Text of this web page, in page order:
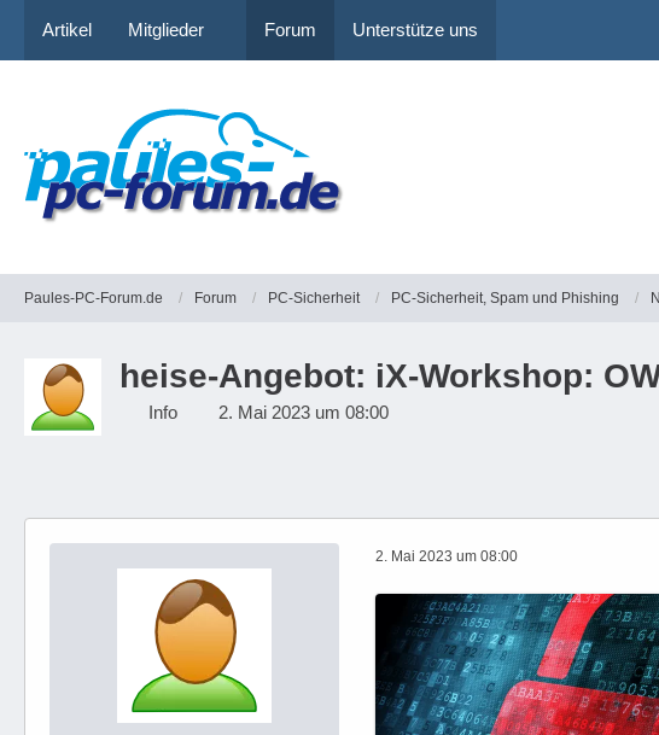
Artikel Mitglieder Forum Unterstütze uns
Paules-PC-Forum.de Forum PC-Sicherheit PC-Sicherheit, Spam und Phishing
heise-Angebot: iX-Workshop:
Info 2. Mai 2023 um 08:00
2. Mai 2023 um 08:00